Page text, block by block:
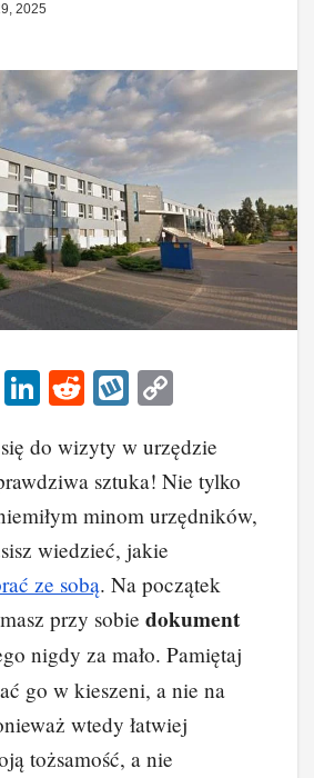
2025
Pi
er
Li
k
e
dI
n
R
d
di
t
W
o
p
p
y
Li
k
do wizyty w urzędzie
sztuka! Nie tylko
minom urzędników,
wiedzieć, jakie
ze sobą. Na początek
przy sobie dokument
nigdy za mało. Pamiętaj
go w kieszeni, a nie na
wtedy łatwiej
tożsamość, a nie